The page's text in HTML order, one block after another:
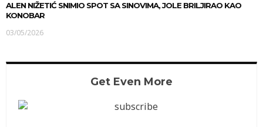
ALEN NIŽETIĆ SNIMIO SPOT SA SINOVIMA, JOLE BRILJIRAO KAO
KONOBAR
03/05/2026
Get Even More